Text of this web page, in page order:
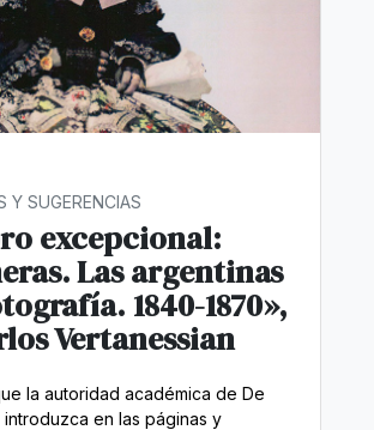
Y SUGERENCIAS
excepcional:
Las argentinas
1840-1870»,
Vertanessian
la autoridad académica de De
en las páginas y